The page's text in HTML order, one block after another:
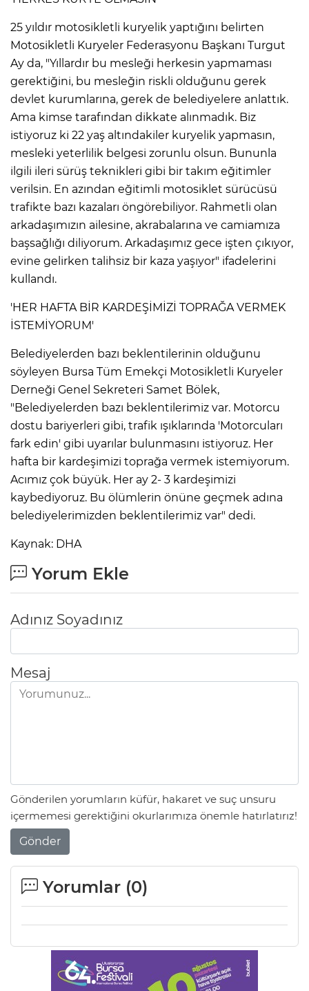
25 yıldır motosikletli kuryelik yaptığını belirten
Motosikletli Kuryeler Federasyonu Başkanı Turgut
Ay da, "Yıllardır bu mesleği herkesin yapmaması
gerektiğini, bu mesleğin riskli olduğunu gerek
devlet kurumlarına, gerek de belediyelere anlattık.
Ama kimse tarafından dikkate alınmadık. Biz
istiyoruz ki 22 yaş altındakiler kuryelik yapmasın,
mesleki yeterlilik belgesi zorunlu olsun. Bununla
ilgili ileri sürüş teknikleri gibi bir takım eğitimler
verilsin. En azından eğitimli motosiklet sürücüsü
trafikte bazı kazaları öngörebiliyor. Rahmetli olan
arkadaşımızın ailesine, akrabalarına ve camiamıza
başsağlığı diliyorum. Arkadaşımız gece işten çıkıyor,
evine gelirken talihsiz bir kaza yaşıyor" ifadelerini
kullandı.
'HER HAFTA BİR KARDEŞİMİZİ TOPRAĞA VERMEK
İSTEMİYORUM'
Belediyelerden bazı beklentilerinin olduğunu
söyleyen Bursa Tüm Emekçi Motosikletli Kuryeler
Derneği Genel Sekreteri Samet Bölek,
"Belediyelerden bazı beklentilerimiz var. Motorcu
dostu bariyerleri gibi, trafik ışıklarında 'Motorcuları
fark edin' gibi uyarılar bulunmasını istiyoruz. Her
hafta bir kardeşimizi toprağa vermek istemiyorum.
Acımız çok büyük. Her ay 2- 3 kardeşimizi
kaybediyoruz. Bu ölümlerin önüne geçmek adına
belediyelerimizden beklentilerimiz var" dedi.
Kaynak: DHA
Yorum Ekle
Adınız Soyadınız
Mesaj
Gönderilen yorumların küfür, hakaret ve suç unsuru
içermemesi gerektiğini okurlarımıza önemle hatırlatırız!
Gönder
Yorumlar (0)